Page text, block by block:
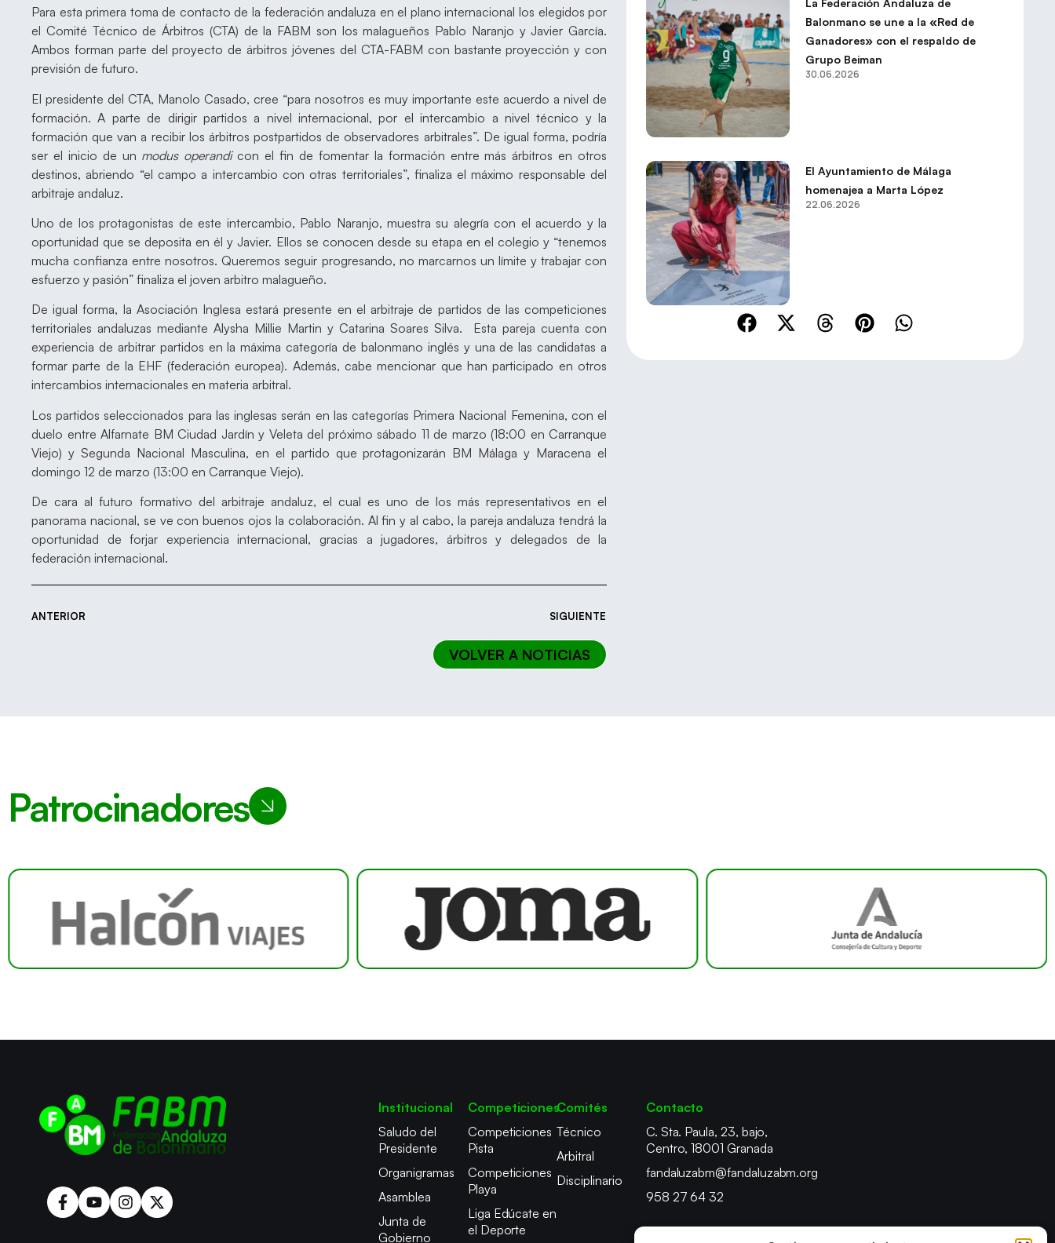
Para esta primera toma de contacto de la federación andaluza en el plano internacional los elegidos por
el Comité Técnico de Árbitros (CTA) de la FABM son los malagueños Pablo Naranjo y Javier García.
Ambos forman parte del proyecto de árbitros jóvenes del CTA-FABM con bastante proyección y con
previsión de futuro.
El presidente del CTA, Manolo Casado, cree “para nosotros es muy importante este acuerdo a nivel de
formación. A parte de dirigir partidos a nivel internacional, por el intercambio a nivel técnico y la
formación que van a recibir los árbitros postpartidos de observadores arbitrales”. De igual forma, podría
ser el inicio de un modus operandicon el fin de fomentar la formación entre más árbitros en otros
destinos, abriendo “el campo a intercambio con otras territoriales”, finaliza el máximo responsable del
arbitraje andaluz.
Uno de los protagonistas de este intercambio, Pablo Naranjo, muestra su alegría con el acuerdo y la
oportunidad que se deposita en él y Javier. Ellos se conocen desde su etapa en el colegio y “tenemos
mucha confianza entre nosotros. Queremos seguir progresando, no marcarnos un límite y trabajar con
esfuerzo y pasión” finaliza el joven arbitro malagueño.
De igual forma, la Asociación Inglesa estará presente en el arbitraje de partidos de las competiciones
territoriales andaluzas mediante Alysha Millie Martin y Catarina Soares Silva. Esta pareja cuenta con
experiencia de arbitrar partidos en la máxima categoría de balonmano inglés y una de las candidatas a
formar parte de la EHF (federación europea). Además, cabe mencionar que han participado en otros
intercambios internacionales en materia arbitral.
Los partidos seleccionados para las inglesas serán en las categorías Primera Nacional Femenina, con el
duelo entre Alfarnate BM Ciudad Jardín y Veleta del próximo sábado 11 de marzo (18:00 en Carranque
Viejo) y Segunda Nacional Masculina, en el partido que protagonizarán BM Málaga y Maracena el
domingo 12 de marzo (13:00 en Carranque Viejo).
De cara al futuro formativo del arbitraje andaluz, el cual es uno de los más representativos en el
panorama nacional, se ve con buenos ojos la colaboración. Al fin y al cabo, la pareja andaluza tendrá la
oportunidad de forjar experiencia internacional, gracias a jugadores, árbitros y delegados de la
federación internacional.
ANTERIOR SIGUIENTE
VOLVER A NOTICIAS
La Federación Andaluza de
Balonmano se une a la «Red de
Ganadores» con el respaldo de
Grupo Beiman
30.06.2026
El Ayuntamiento de Málaga
homenajea a Marta López
22.06.2026
Patrocinadores
Institucional
Saludo del
Presidente
Organigramas
Asamblea
Junta de
Gobierno
Competiciones
Competiciones
Pista
Competiciones
Playa
Liga Edúcate en
el Deporte
Comités
Técnico
Arbitral
Disciplinario
Contacto
C. Sta. Paula, 23, bajo,
Centro, 18001 Granada
fandaluzabm@fandaluzabm.org
958 27 64 32